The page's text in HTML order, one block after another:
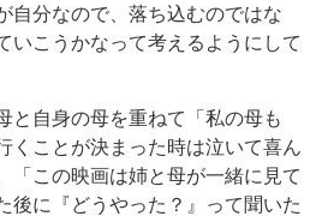
自分なので、落ち込むのではな
いこうかなって考えるようにして
自身の母を重ねて「私の母も
くことが決まった時は泣いて喜ん
「この映画は姉と母が一緒に見て
後に『どうやった？』って聞いた